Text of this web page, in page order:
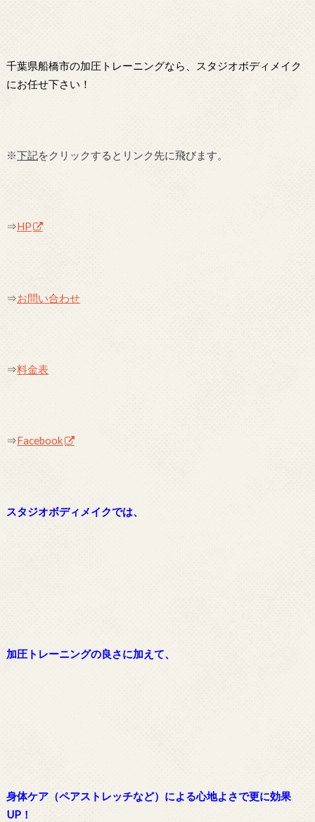
千葉県船橋市の加圧トレーニングなら、スタジオボディメイク
にお任せ下さい！
※下記をクリックするとリンク先に飛びます。
⇒HP
⇒お問い合わせ
⇒料金表
⇒Facebook
スタジオボディメイクでは、
加圧トレーニングの良さに加えて、
身体ケア（ペアストレッチなど）による心地よさで更に効果
UP！